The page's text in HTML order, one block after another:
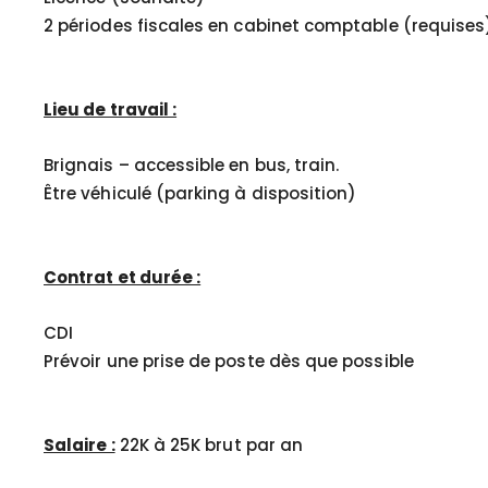
2 périodes fiscales en cabinet comptable
Lieu de travail :
Brignais – accessible en bus, train.
Être véhiculé (parking à disposition)
Contrat et durée :
CDI
Prévoir une prise de poste dès que possible
Salaire :22K à 25K brut par an